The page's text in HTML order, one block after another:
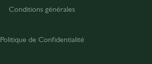
Conditions générales
Politique de Confidentialité